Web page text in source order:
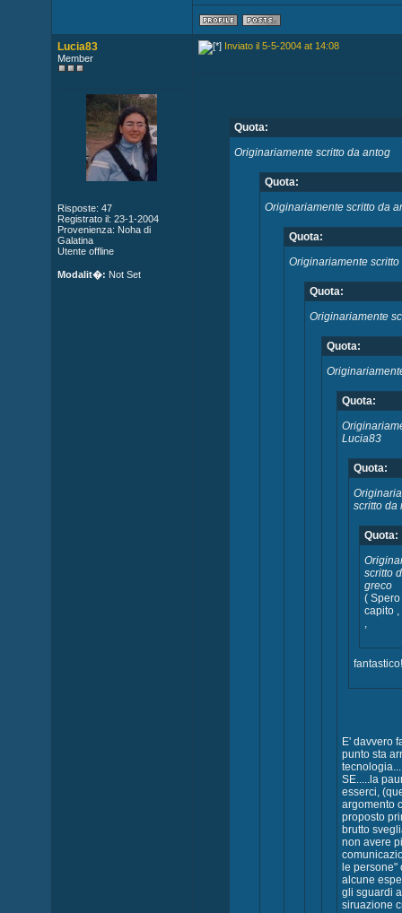
Lucia83
Member
Risposte: 47
Registrato il: 23-1-2004
Provenienza: Noha di
Galatina
Utente offline
Modalit�: Not Set
Inviato il 5-5-2004 at 14:08
Quota:
Originariamente scritto da antog
Quota:
Originariamente scritto da
Quota:
Originariamente
Quota:
Originariamente
Quota:
Quota:
Lucia83
Quota:
scritto da
Quota:
scritto
greco
(
capito ,
,
E' davvero
punto sta
SE.....la
esserci,
argomento
proposto
brutto
non avere
le persone"
alcune
gli sguardi
siruazione